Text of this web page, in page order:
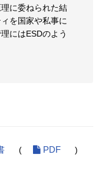
に委ねられた結
を国家や私事に
にはESDのよう
( PDF )